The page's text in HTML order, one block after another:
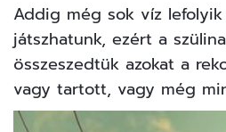
Addig még sok víz lefolyik
játszhatunk, ezért a
összeszedtük azokat a
vagy tartott, vagy még